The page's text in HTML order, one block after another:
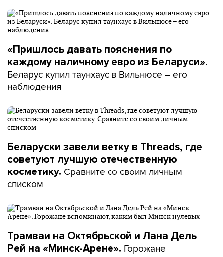
«Пришлось давать пояснения по
каждому наличному евро из Беларуси».
Беларус купил таунхаус в Вильнюсе – его
наблюдения
Беларуски завели ветку в Threads, где
советуют лучшую отечественную
косметику. Сравните со своим личным
списком
Трамваи на Октябрьской и Лана Дель
Рей на «Минск-Арене». Горожане